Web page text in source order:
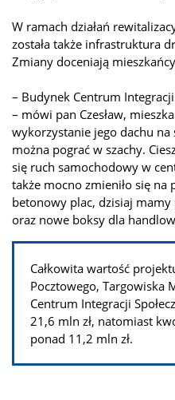
W ramach działań
została także infrastruktura
Zmiany doceniają
– Budynek Centrum
– mówi pan Czesław,
wykorzystanie jego dachu
można pograć w szachy.
się ruch samochodowy w
także mocno zmieniło się na
betonowy plac, dzisiaj
oraz nowe boksy dla
Całkowita wartość
Pocztowego, Targowiska
Centrum Integracji
21,6 mln zł, natomiast
ponad 11,2 mln zł.